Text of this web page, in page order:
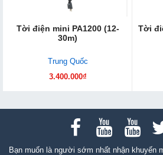
Tời điện mini PA1200 (12-
30m)
Trung Quốc
3.400.000₫
Tời
Bạn muốn là người sớm nhất nhận khuyến